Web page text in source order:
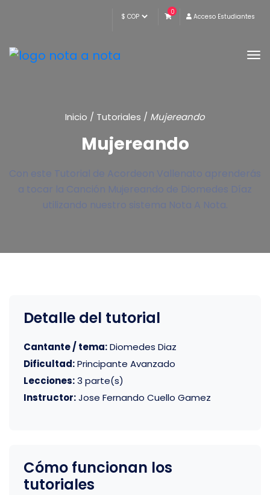
0
Acceso Estudiantes
Inicio / Tutoriales / Mujereando
Mujereando
Con este Tutorial de Acordeon Vallenato aprenderás
a tocar la Canción Mujereando de Diomedes Díaz
utilizando nuestro sistema Nota A Nota.
Detalle del tutorial
Cantante / tema:Diomedes Diaz
Dificultad:Principante Avanzado
Lecciones:3 parte(s)
Instructor:Jose Fernando Cuello Gamez
Cómo funcionan los
tutoriales